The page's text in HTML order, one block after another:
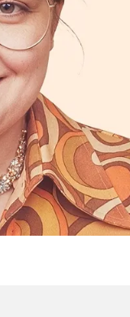
РАЗРАБОТКА